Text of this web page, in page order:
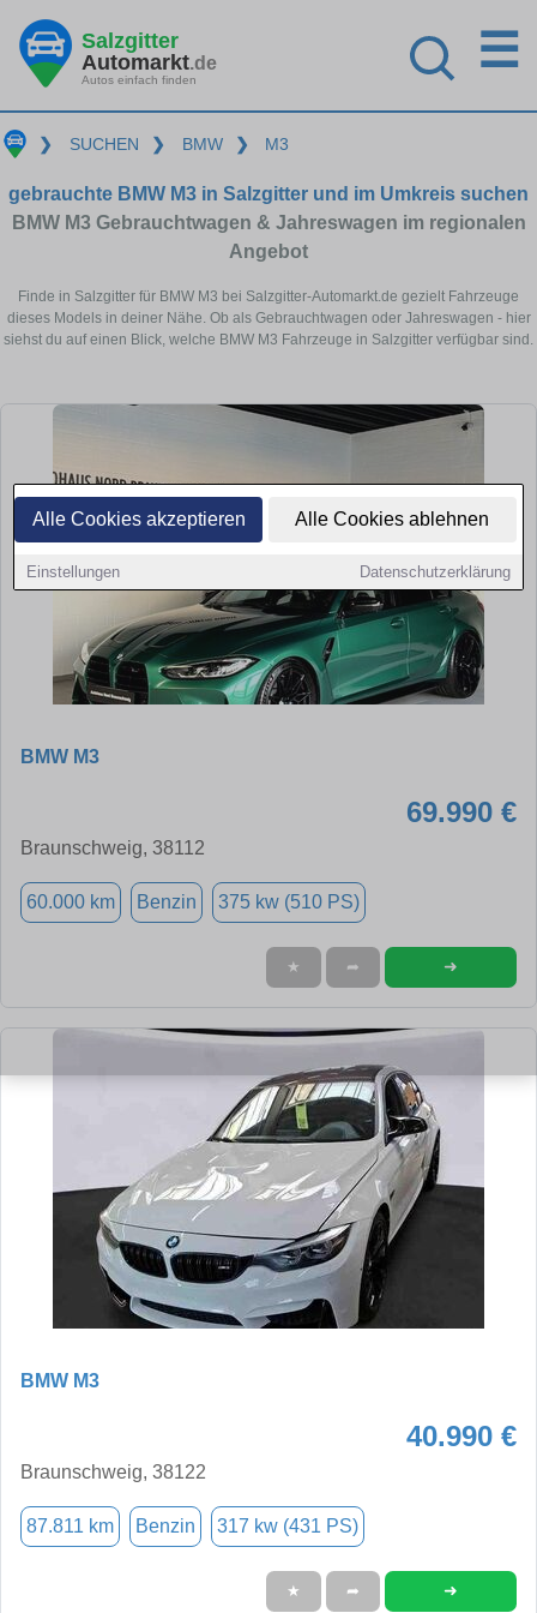
Alle Cookies akzeptieren Alle Cookies ablehnen
Einstellungen Datenschutzerklärung
Salzgitter
Automarkt.de
Autos einfach finden
☰
❯ SUCHEN ❯ BMW ❯ M3
gebrauchte BMW M3 in Salzgitter und im Umkreis suchen
BMW M3 Gebrauchtwagen & Jahreswagen im regionalen
Angebot
Finde in Salzgitter für BMW M3 bei Salzgitter-Automarkt.de gezielt Fahrzeuge
dieses Models in deiner Nähe. Ob als Gebrauchtwagen oder Jahreswagen - hier
siehst du auf einen Blick, welche BMW M3 Fahrzeuge in Salzgitter verfügbar sind.
BMW M3
69.990 €
Braunschweig, 38112
60.000 km Benzin 375 kw (510 PS)
★ ➦ ➜
BMW M3
40.990 €
Braunschweig, 38122
87.811 km Benzin 317 kw (431 PS)
★ ➦ ➜